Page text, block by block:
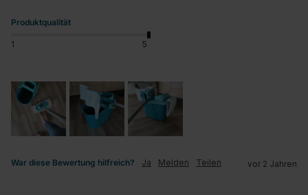
Produktqualität
1 5
War diese Bewertung hilfreich? Ja Melden Teilen vor 2 Jahren